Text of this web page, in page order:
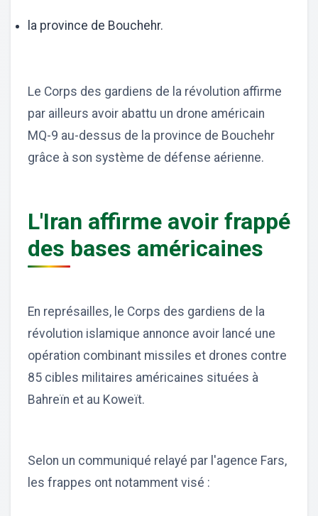
la province de Bouchehr.
Le Corps des gardiens de la révolution affirme
par ailleurs avoir abattu un drone américain
MQ-9 au-dessus de la province de Bouchehr
grâce à son système de défense aérienne.
L'Iran affirme avoir frappé
des bases américaines
En représailles, le Corps des gardiens de la
révolution islamique annonce avoir lancé une
opération combinant missiles et drones contre
85 cibles militaires américaines situées à
Bahreïn et au Koweït.
Selon un communiqué relayé par l'agence Fars,
les frappes ont notamment visé :